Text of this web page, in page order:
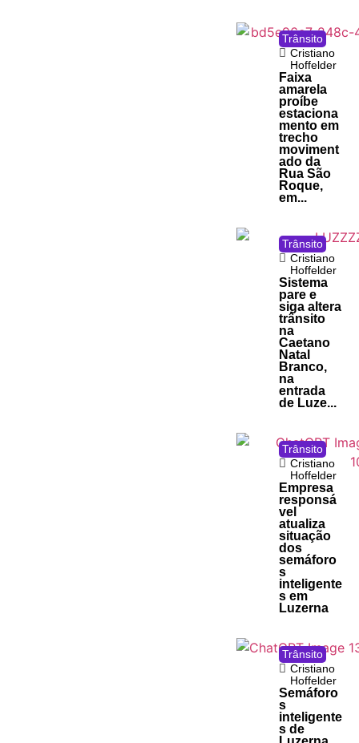
Trânsito
Cristiano
Hoffelder
Faixa
amarela
proíbe
estaciona
mento em
trecho
moviment
ado da
Rua São
Roque,
em...
Trânsito
Cristiano
Hoffelder
Sistema
pare e
siga altera
trânsito
na
Caetano
Natal
Branco,
na
entrada
de Luze...
Trânsito
Cristiano
Hoffelder
Empresa
responsá
vel
atualiza
situação
dos
semáforo
s
inteligente
s em
Luzerna
Trânsito
Cristiano
Hoffelder
Semáforo
s
inteligente
s de